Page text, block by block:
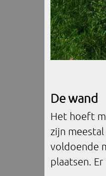
De wand
Het hoeft
zijn
voldoende
plaatsen.